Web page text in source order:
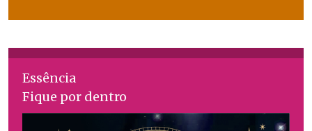
Essência
Fique por dentro